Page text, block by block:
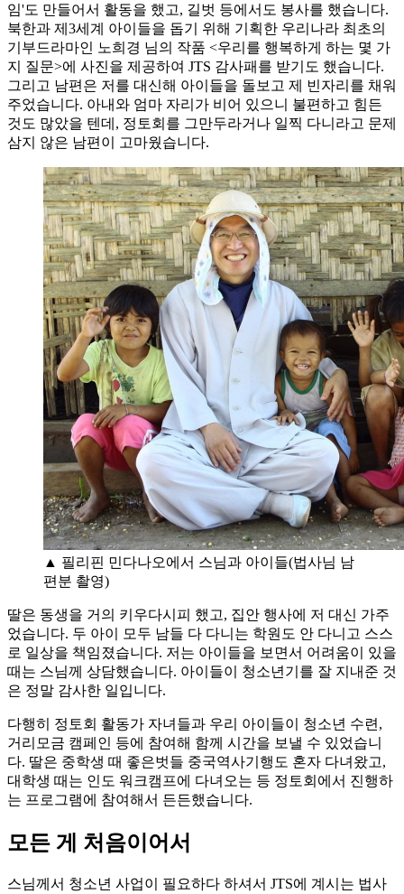
임'도 만들어서 활동을 했고, 길벗 등에서도 봉사를 했습니다.
북한과 제3세계 아이들을 돕기 위해 기획한 우리나라 최초의
기부드라마인 노희경 님의 작품 <우리를 행복하게 하는 몇 가
지 질문>에 사진을 제공하여 JTS 감사패를 받기도 했습니다.
그리고 남편은 저를 대신해 아이들을 돌보고 제 빈자리를 채워
주었습니다. 아내와 엄마 자리가 비어 있으니 불편하고 힘든
것도 많았을 텐데, 정토회를 그만두라거나 일찍 다니라고 문제
삼지 않은 남편이 고마웠습니다.
▲ 필리핀 민다나오에서 스님과 아이들(법사님 남
편분 촬영)
딸은 동생을 거의 키우다시피 했고, 집안 행사에 저 대신 가주
었습니다. 두 아이 모두 남들 다 다니는 학원도 안 다니고 스스
로 일상을 책임졌습니다. 저는 아이들을 보면서 어려움이 있을
때는 스님께 상담했습니다. 아이들이 청소년기를 잘 지내준 것
은 정말 감사한 일입니다.
다행히 정토회 활동가 자녀들과 우리 아이들이 청소년 수련,
거리모금 캠페인 등에 참여해 함께 시간을 보낼 수 있었습니
다. 딸은 중학생 때 좋은벗들 중국역사기행도 혼자 다녀왔고,
대학생 때는 인도 워크캠프에 다녀오는 등 정토회에서 진행하
는 프로그램에 참여해서 든든했습니다.
모든 게 처음이어서
스님께서 청소년 사업이 필요하다 하셔서 JTS에 계시는 법사